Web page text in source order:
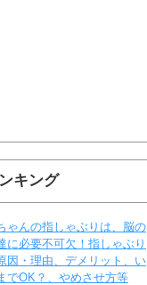
キング
ゃんの指しゃぶりは、脳の
に必要不可欠！指しゃぶり
因・理由、デメリット、い
でOK？、やめさせ方等